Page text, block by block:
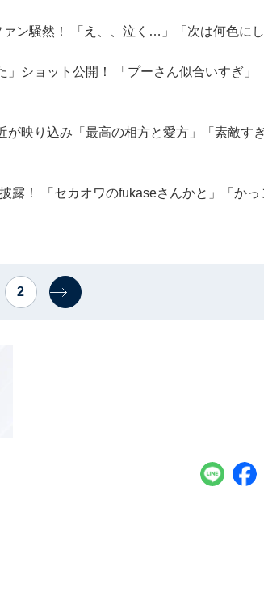
ン騒然！ 「え、、泣く…」「次は何色にし
ショット公開！ 「プーさん似合いすぎ」
映り込み「最高の相方と愛方」「素敵すぎ
露！ 「セカオワのfukaseさんかと」「かっ
2